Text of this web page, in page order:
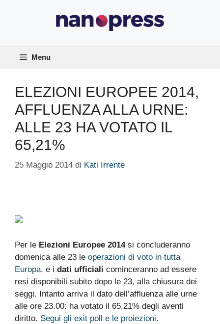
Menu
ELEZIONI EUROPEE 2014,
AFFLUENZA ALLA URNE:
ALLE 23 HA VOTATO IL
65,21%
25 Maggio 2014 di Kati Irrente
Per le Elezioni Europee 2014si concluderanno
domenica alle 23 le operazioni di voto in tutta
Europa, e i dati ufficiali cominceranno ad essere
resi disponibili subito dopo le 23, alla chiusura dei
seggi. Intanto arriva il dato dell’affluenza alle urne
alle ore 23.00: ha votato il 65,21% degli aventi
diritto. Segui gli exit poll e le proiezioni.